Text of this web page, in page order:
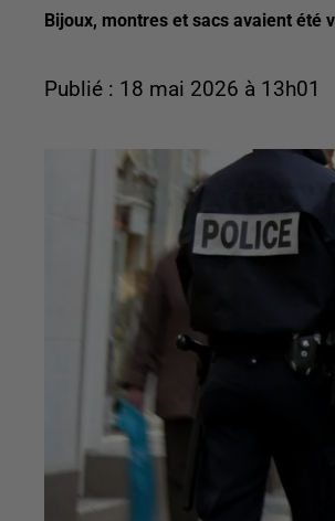
Bijoux, montres et sacs avaient été
Publié : 18 mai 2026 à 13h01